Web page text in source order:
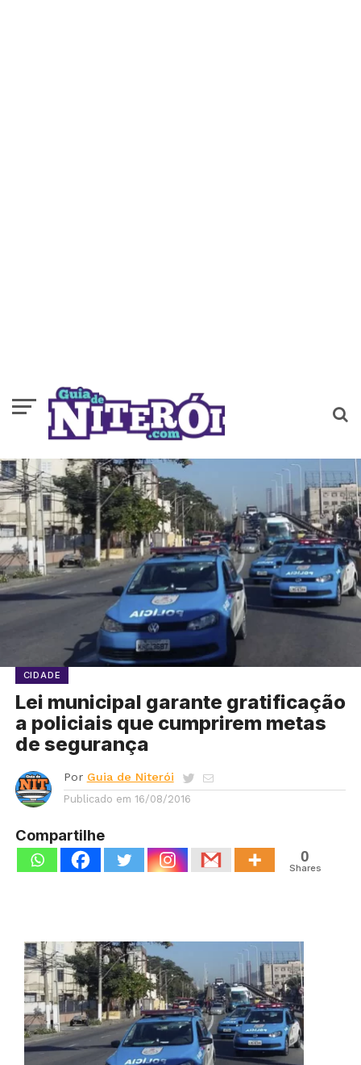
CIDADE
Lei municipal garante gratificação
a policiais que cumprirem metas
de segurança
Por Guia de Niterói
Publicado em 16/08/2016
Compartilhe
0
Shares